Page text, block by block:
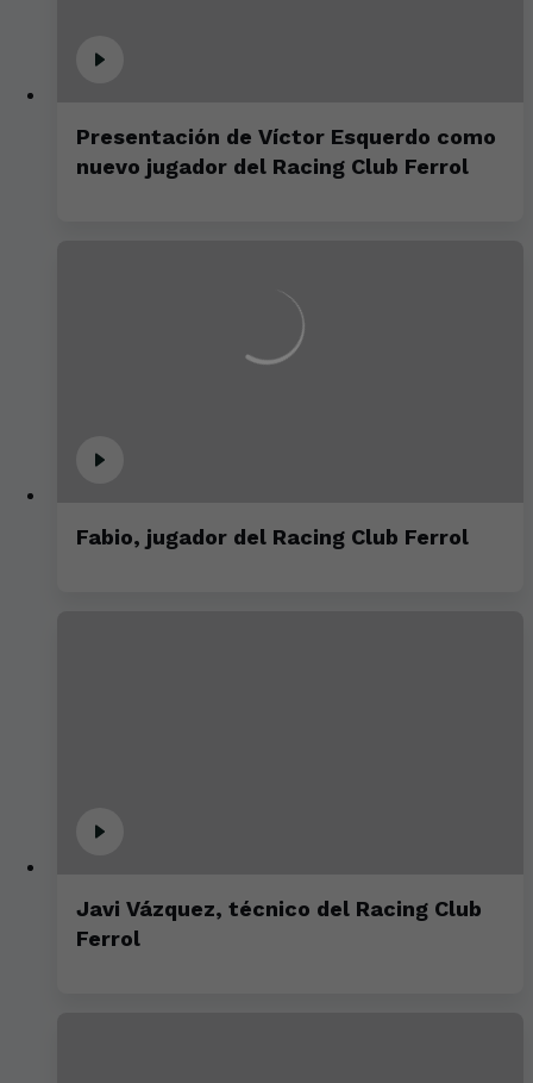
Presentación de Víctor Esquerdo como
nuevo jugador del Racing Club Ferrol
Fabio, jugador del Racing Club Ferrol
Javi Vázquez, técnico del Racing Club
Ferrol